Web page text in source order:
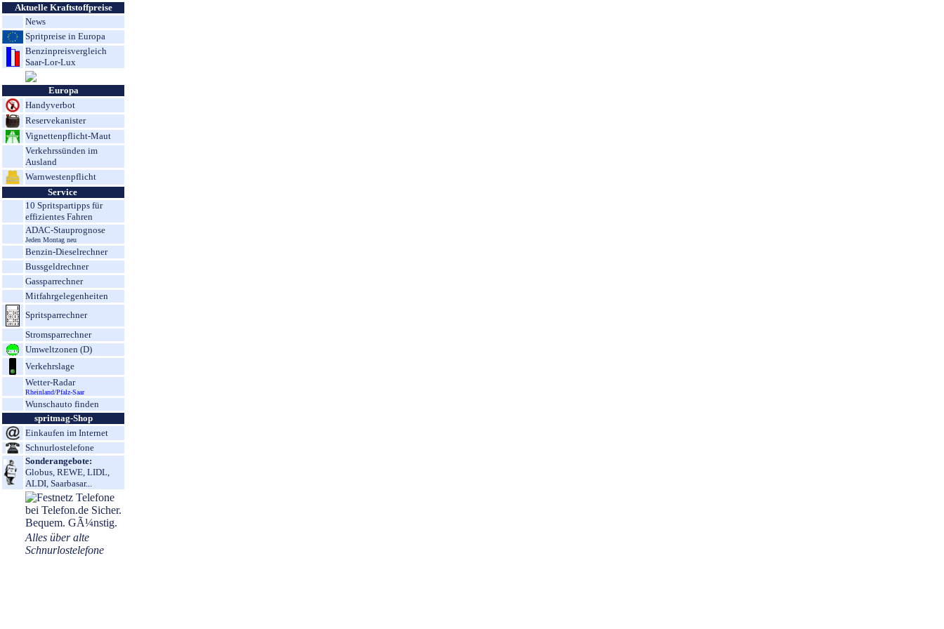
Aktuelle Kraftstoffpreise
News
Spritpreise in Europa
Benzinpreisvergleich
Saar-Lor-Lux
Europa
Handyverbot
Reservekanister
Vignettenpflicht-Maut
Verkehrssünden im
Ausland
Warnwestenpflicht
Service
10 Spritspartipps für
effizientes Fahren
ADAC-Stauprognose
Jeden Montag neu
Benzin-Dieselrechner
Bussgeldrechner
Gassparrechner
Mitfahrgelegenheiten
Spritsparrechner
Stromsparrechner
Umweltzonen (D)
Verkehrslage
Wetter-Radar
Rheinland/Pfalz-Saar
Wunschauto finden
spritmag-Shop
Einkaufen im Internet
Schnurlostelefone
Sonderangebote:
Globus, REWE, LIDL,
ALDI, Saarbasar...
Alles über alte
Schnurlostelefone